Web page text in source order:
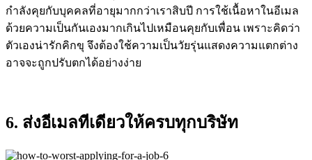
กำลังคุยกับบุคคลที่อายุมากกว่าเราสิบปี การใช้เนื้อหาในอีเมล
ด้วยความเป็นกันเองมากเกินไปเหมือนคุยกับเพื่อน เพราะคิดว่า
ตัวเองน่ารักคิกขุ จึงต้องใช้ความเป็นวัยรุ่นแสดงความแตกต่าง
อาจจะถูกปรับตกได้อย่างง่าย
6. ส่งอีเมลทีเดียวให้ครบทุกบริษัท